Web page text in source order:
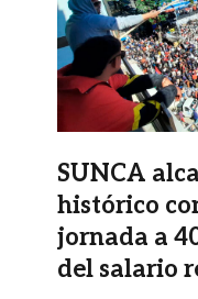
SUNCA
histórico
jornada a
del salario